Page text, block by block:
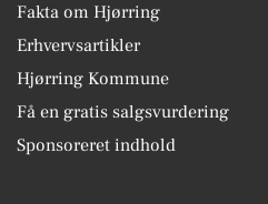
Fakta om Hjørring
Erhvervsartikler
Hjørring Kommune
Få en gratis salgsvurdering
Sponsoreret indhold